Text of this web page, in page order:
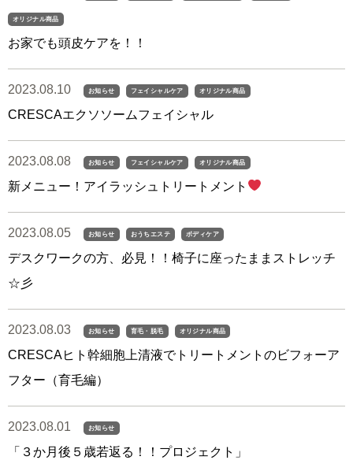
オリジナル商品
お家でも頭皮ケアを！！
2023.08.10 お知らせ フェイシャルケア オリジナル商品
CRESCAエクソソームフェイシャル
2023.08.08 お知らせ フェイシャルケア オリジナル商品
新メニュー！アイラッシュトリートメント
2023.08.05 お知らせ おうちエステ ボディケア
デスクワークの方、必見！！椅子に座ったままストレッチ
☆彡
2023.08.03 お知らせ 育毛・脱毛 オリジナル商品
CRESCAヒト幹細胞上清液でトリートメントのビフォーア
フター（育毛編）
2023.08.01 お知らせ
「３か月後５歳若返る！！プロジェクト」